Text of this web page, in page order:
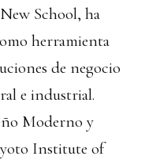
School, ha
herramienta
de negocio
e industrial.
Moderno y
Institute of